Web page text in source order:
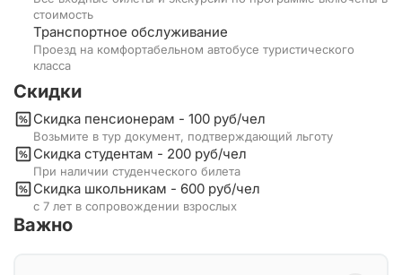
стоимость
Транспортное обслуживание
Проезд на комфортабельном автобусе туристического
класса
Скидки
Скидка пенсионерам - 100 руб/чел
Возьмите в тур документ, подтверждающий льготу
Скидка студентам - 200 руб/чел
При наличии студенческого билета
Скидка школьникам - 600 руб/чел
с 7 лет в сопровождении взрослых
Важно